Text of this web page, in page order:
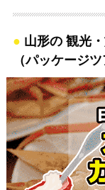
山形の 観光
（パッケージツ